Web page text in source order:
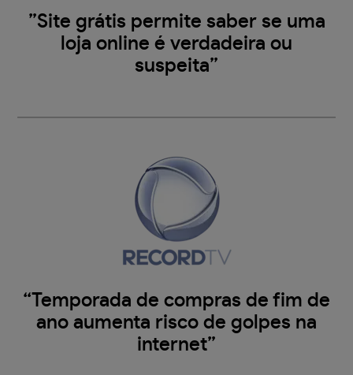
”Site grátis permite saber se uma
loja online é verdadeira ou
suspeita”
“Temporada de compras de fim de
ano aumenta risco de golpes na
internet”